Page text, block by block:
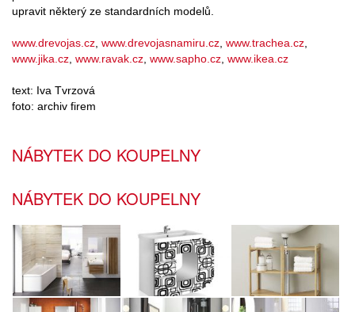
upravit některý ze standardních modelů.
www.drevojas.cz www.drevojasnamiru.cz www.trachea.cz
www.jika.cz www.ravak.cz www.sapho.cz www.ikea.cz
text: Iva Tvrzová
foto: archiv firem
NÁBYTEK DO KOUPELNY
NÁBYTEK DO KOUPELNY